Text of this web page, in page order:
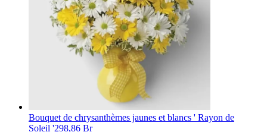
Bouquet de chrysanthèmes jaunes et blancs ' Rayon de
Soleil '298,86 Br